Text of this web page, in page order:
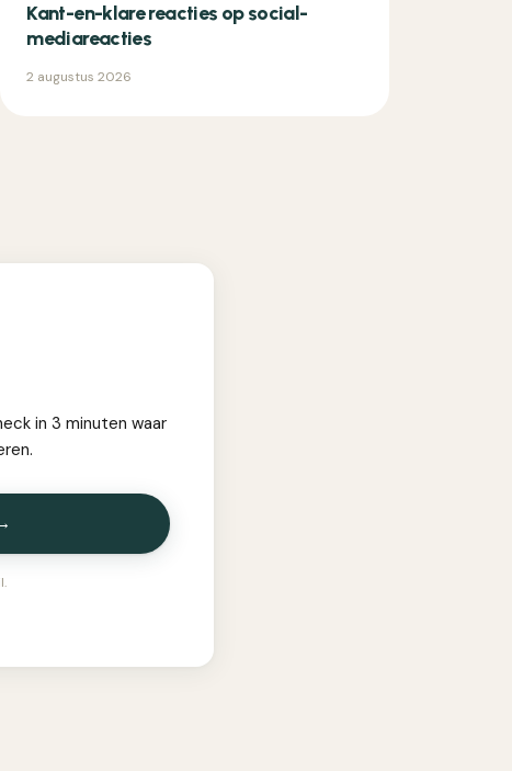
Kant-en-klare reacties op social-
mediareacties
2 augustus 2026
in 3 minuten waar